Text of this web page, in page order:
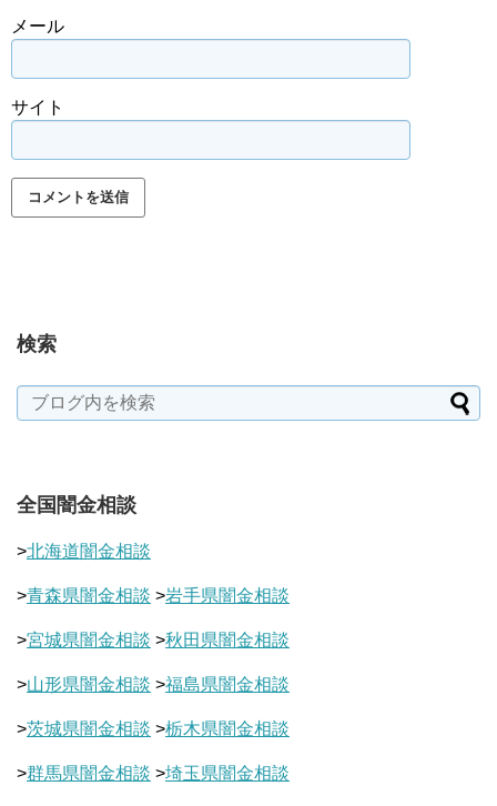
メール
サイト
検索
全国闇金相談
>北海道闇金相談
>青森県闇金相談 >岩手県闇金相談
>宮城県闇金相談 >秋田県闇金相談
>山形県闇金相談 >福島県闇金相談
>茨城県闇金相談 >栃木県闇金相談
>群馬県闇金相談 >埼玉県闇金相談